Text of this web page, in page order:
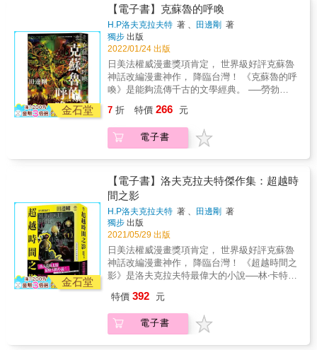
意的作品。 曾多次改編電影，最新改編電影為
2019年尼可拉斯凱吉主演的《星之彩》，評價
甚佳。 【故事大綱】 一名水壩建設調查員為了
確認建設土地狀況，前往阿卡漢市拜訪一名當
地耆老皮爾斯先生。 從皮爾斯先生嘴裡他聽到
了此生最不可思議、最詭異可怕的故事
&hellip;&hellip; 事情發生在皮爾斯年輕時。某
日一顆神祕的隕石落在好友涅海姆的農場裡。
涅海姆邀請米斯卡塔尼克大學的學者前來調
特質，最後甚至消失無蹤。 同時，自從這顆隕
石落到涅海姆家的土地上後，那一帶開始發生
各種怪事&hellip;&hellip; &
的改編洛夫克拉夫特作品的日本漫畫家！ 【得
獎紀錄】 ★2018年入圍第22屆手塚治蟲文化獎
決選 ★2018年入圍年美國艾斯納獎（Eisner
Award） ★2018年法國安古蘭國際漫畫節參展
★2019年ACBD亞洲最優秀作品獎（Prix Asie
de la Critique ACBD） ★2019年法國日本博覽
會（JAPAN EXPO）達摩裝幀獎、插畫獎。
1927年發表於科幻小說雜誌《驚奇故事》
（Amazing Stories）。 描寫一顆神祕的隕石落
到某戶農家的土地後，逐漸造成那一帶的所有
生物陷入瘋狂以及變形的慘劇。 刊登之後即受
意的作品。 曾多次改編電影，最新改編電影為
2019年尼可拉斯凱吉主演的《星之彩》，評價
甚佳。 【故事大綱】 一名水壩建設調查員為了
確認建設土地狀況，前往阿卡漢市拜訪一名當
地耆老皮爾斯先生。 從皮爾斯先生嘴裡他聽到
了此生最不可思議、最詭異可怕的故事
&hellip;&hellip; 事情發生在皮爾斯年輕時。某
日一顆神祕的隕石落在好友涅海姆的農場裡。
涅海姆邀請米斯卡塔尼克大學的學者前來調
查，然而學者卻發現這顆隕石充滿各種詭譎的
特質，最後甚至消失無蹤。 同時，自從這顆隕
石落到涅海姆家的土地上後，那一帶開始發生
各種怪事&hellip;&hellip; &
響最巨大作品、克蘇魯神話的原點， 完全漫畫
化！ & & & & & & & & & & & && 【本書特
色】 ★克蘇魯神話是在上世紀20年代開始，以
洛夫克拉夫特一系列作品為開端，經由洛夫克
拉夫特的友人加以整理後成為一個重要的恐怖
小說創作世界觀。 其中的創作核心「無以名狀
的恐怖」、「未知的恐懼」、「來自外太空的
邪神」等等， 成為日後恐怖創作的重要靈感來
源，散見於東西方各種電影、小說、遊戲、漫
東方的小林泰三，全都受其影響，而有許多以
此世界觀創作的精彩作品。 ★20世紀的洛夫克
拉夫特作品，在現代已經較難符合當代讀者的
夫克拉夫特作品的全新角度。 他以電影手法寫
實改編洛夫克拉夫特重要代表作，媲美好萊塢
億萬製作的紙上電影。 ★手塚治蟲文化獎、艾
斯納獎、安古蘭國際漫畫節等等， 日美法權威
漫畫獎項肯定，第一位獲得世界級好評的改編
洛夫克拉夫特作品的日本漫畫家！ 【得獎紀
錄】 ★2018年入圍第22屆手塚治蟲文化獎決選
★2018年入圍年美國艾斯納獎（Eisner
★2019年ACBD亞洲最優秀作品獎（Prix Asie
de la Critique ACBD） ★2019年法國日本博覽
會（JAPAN EXPO）達摩裝幀獎、插畫獎。
※《克蘇魯的呼喚》（The Call of Cthulhu）
金石堂
【電子書】克蘇魯的呼喚
H.P洛夫克拉夫特 著 、 田邊剛 著
獨步 出版
2022/01/24 出版
日美法權威漫畫獎項肯定， 世界級好評克蘇魯
神話改編漫畫神作， 降臨台灣！ 《克蘇魯的呼
喚》是能夠流傳千古的文學經典。 ──勞勃
家，《蠻王科南》的創造者） 20世紀最具影響
力的古典恐怖小說體系， 眾多恐怖電影、遊
戲、文學作品永不枯竭的靈感根源
響最巨大作品、克蘇魯神話的原點， 完全漫畫
化！ & & & & & & & & & & & && 【本書特
色】 ★克蘇魯神話是在上世紀20年代開始，以
洛夫克拉夫特一系列作品為開端，經由洛夫克
拉夫特的友人加以整理後成為一個重要的恐怖
小說創作世界觀。 其中的創作核心「無以名狀
的恐怖」、「未知的恐懼」、「來自外太空的
邪神」等等， 成為日後恐怖創作的重要靈感來
源，散見於東西方各種電影、小說、遊戲、漫
畫。 不管是西方的尼爾‧蓋曼、史蒂芬‧金，或是
此世界觀創作的精彩作品。 ★20世紀的洛夫克
拉夫特作品，在現代已經較難符合當代讀者的
閱讀習慣。 田邊剛的改編為讀者帶來了理解洛
7 折 特價 266 元
電子書
金石堂
【電子書】洛夫克拉夫特傑作集：超越時
間之影
H.P洛夫克拉夫特 著 、 田邊剛 著
獨步 出版
2021/05/29 出版
日美法權威漫畫獎項肯定， 世界級好評克蘇魯
神話改編漫畫神作， 降臨台灣！ 《超越時間之
影》是洛夫克拉夫特最偉大的小說──林‧卡特 &
蘇魯神話創作者、研究者） 20世紀最具影響力
的古典恐怖小說體系， 眾多恐怖電影、遊戲、
文學作品永不枯竭的靈感根源
特價 392 元
電子書